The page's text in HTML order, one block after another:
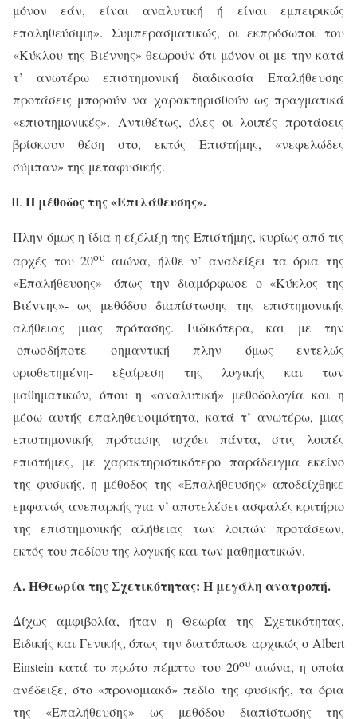
μόνον εάν, είναι αναλυτική ή είναι εμπειρικώς
επαληθεύσιμη». Συμπερασματικώς, οι εκπρόσωποι του
«Κύκλου της Βιέννης» θεωρούν ότι μόνον οι με την κατά
τ’ ανωτέρω επιστημονική διαδικασία Επαλήθευσης
προτάσεις μπορούν να χαρακτηρισθούν ως πραγματικά
«επιστημονικές». Αντιθέτως, όλες οι λοιπές προτάσεις
βρίσκουν θέση στο, εκτός Επιστήμης, «νεφελώδες
σύμπαν» της μεταφυσικής.
Η μέθοδος της «Επιλάθευσης».
Πλην όμως η ίδια η εξέλιξη της Επιστήμης, κυρίως από τις
αρχές του 20ου αιώνα, ήλθε ν’ αναδείξει τα όρια της
«Επαλήθευσης» -όπως την διαμόρφωσε ο «Κύκλος της
Βιέννης»- ως μεθόδου διαπίστωσης της επιστημονικής
αλήθειας μιας πρότασης. Ειδικότερα, και με την
-οπωσδήποτε σημαντική πλην όμως εντελώς
οριοθετημένη- εξαίρεση της λογικής και των
μαθηματικών, όπου η «αναλυτική» μεθοδολογία και η
μέσω αυτής επαληθευσιμότητα, κατά τ’ ανωτέρω, μιας
επιστημονικής πρότασης ισχύει πάντα, στις λοιπές
επιστήμες, με χαρακτηριστικότερο παράδειγμα εκείνο
της φυσικής, η μέθοδος της «Επαλήθευσης» αποδείχθηκε
εμφανώς ανεπαρκής για ν’ αποτελέσει ασφαλές κριτήριο
της επιστημονικής αλήθειας των λοιπών προτάσεων,
εκτός του πεδίου της λογικής και των μαθηματικών.
A.HΘεωρία της Σχετικότητας: Η μεγάλη ανατροπή.
Δίχως αμφιβολία, ήταν η Θεωρία της Σχετικότητας,
Ειδικής και Γενικής, όπως την διατύπωσε αρχικώς ο Albert
Einstein κατά το πρώτο πέμπτο του 20ουαιώνα, η οποία
ανέδειξε, στο «προνομιακό» πεδίο της φυσικής, τα όρια
της «Επαλήθευσης» ως μεθόδου διαπίστωσης της